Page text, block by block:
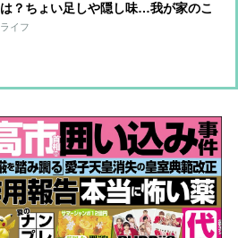
は？ちょい足しや隠し味…我が家のこ
だわりが神アイディアだらけだった！
ライフ